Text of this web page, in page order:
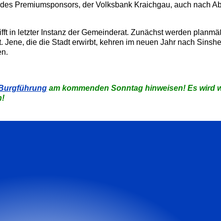
Premiumsponsors, der Volksbank Kraichgau, auch nach
in letzter Instanz der Gemeinderat. Zunächst werden
die die Stadt erwirbt, kehren im neuen Jahr nach
am kommenden Sonntag hinweisen! Es wird